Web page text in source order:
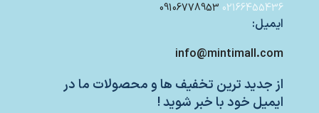
02166455436
09106778953
ایمیل:
info@mintimall.com
از جدید ترین تخفیف ها و محصولات ما در
ایمیل خود با خبر شوید !